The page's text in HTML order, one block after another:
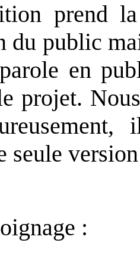
prend
du public
en
projet.
seule
: